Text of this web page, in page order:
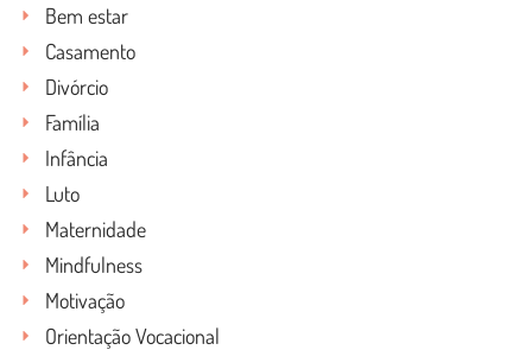
Bem estar
Casamento
Divórcio
Família
Infância
Luto
Maternidade
Mindfulness
Motivação
Orientação Vocacional